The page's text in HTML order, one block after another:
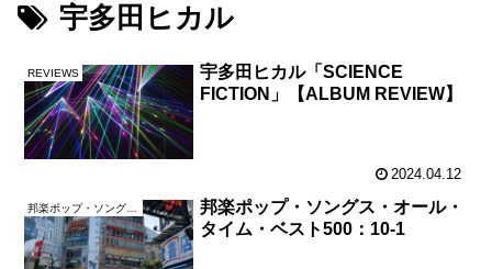
宇多田ヒカル
REVIEWS
宇多田ヒカル「SCIENCE
FICTION」【ALBUM REVIEW】
2024.04.12
邦楽ポップ・ソングス・オール・タイム・ベスト500
邦楽ポップ・ソングス・オール・
タイム・ベスト500：10-1